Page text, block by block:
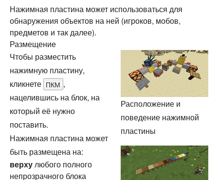
Нажимная пластина может использоваться для
обнаружения объектов на ней (игроков, мобов,
предметов и так далее).
Размещение
Расположение и
поведение нажимной
пластины
Чтобы разместить
нажимную пластину,
кликнете ПКМ ,
нацелившись на блок, на
который её нужно
поставить.
Нажимная пластина может
быть размещена на:
верхулюбого полного
непрозрачного блока